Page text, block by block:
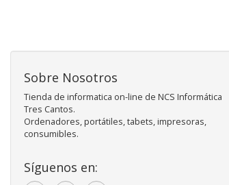
Sobre Nosotros
Tienda de informatica on-line de NCS Informática
Tres Cantos.
Ordenadores, portátiles, tabets, impresoras,
consumibles.
Síguenos en: